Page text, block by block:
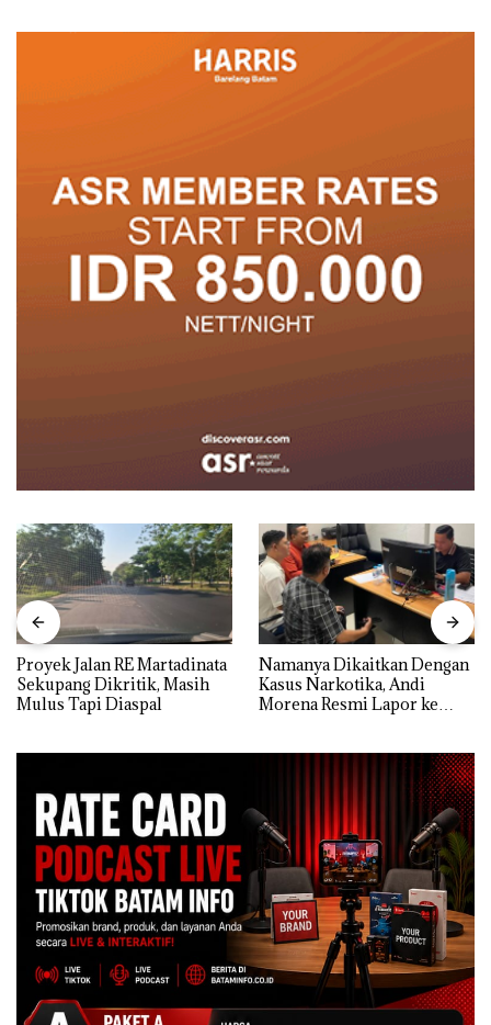
Proyek Jalan RE Martadinata
Sekupang Dikritik, Masih
Mulus Tapi Diaspal
Namanya Dikaitkan Dengan
Kasus Narkotika, Andi
Morena Resmi Lapor ke